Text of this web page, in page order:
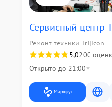
Сервисный центр
Ремонт техники Trijicon
5,0200
Открыто до 21:00
Маршрут